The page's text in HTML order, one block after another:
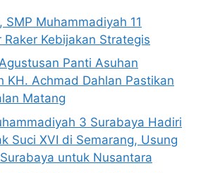
SMP Muhammadiyah 11
Raker Kebijakan Strategis
Panti Asuhan
KH. Achmad Dahlan Pastikan
Matang
3 Surabaya Hadiri
Suci XVI di Semarang, Usung
untuk Nusantara